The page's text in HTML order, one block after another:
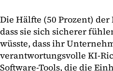
Die Hälfte (50 Prozent)
dass sie sich sicherer
wüsste, dass ihr
verantwortungsvolle KI-
Software-Tools, die die